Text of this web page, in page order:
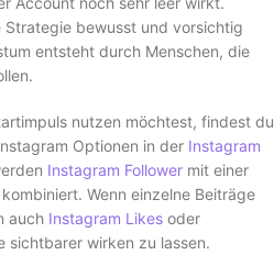
bewusst und vorsichtig
entsteht durch Menschen, die
nutzen möchtest, findest du
Optionen in der Instagram
Instagram Follower mit einer
Wenn einzelne Beiträge
auch Instagram Likes oder
sichtbarer wirken zu lassen.